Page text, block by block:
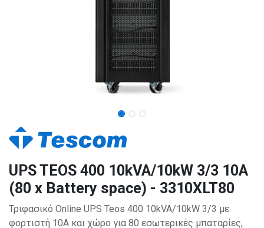
UPS TEOS 400 10kVA/10kW 3/3 10A
(80 x Battery space) - 3310XLT80
Τριφασικό Online UPS Teos 400 10kVA/10kW 3/3 με
φορτιστή 10A και χώρο για 80 εσωτερικές μπαταρίες,